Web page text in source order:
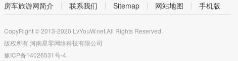
房车旅游网简介 联系我们 Sitemap 网站地图 手机版
CopyRight © 2013-2020 LvYouW.net,All Rights Reserved.
版权所有河南星零网络科技有限公司
豫ICP备14026531号-4